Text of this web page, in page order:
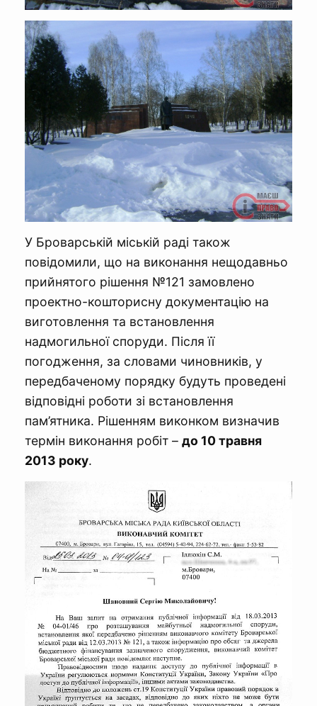
У Броварській міській раді також
повідомили, що на виконання нещодавньо
прийнятого рішення №121 замовлено
проектно-кошторисну документацію на
виготовлення та встановлення
надмогильної споруди. Після її
погодження, за словами чиновників, у
передбаченому порядку будуть проведені
відповідні роботи зі встановлення
пам’ятника. Рішенням виконком визначив
термін виконання робіт – до 10 травня
2013 року.